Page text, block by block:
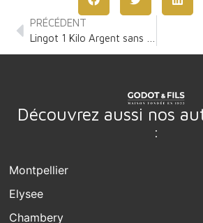
PRÉCÉDENT
Découvrez aussi nos
:
Montpellier
Elysee
Chambery